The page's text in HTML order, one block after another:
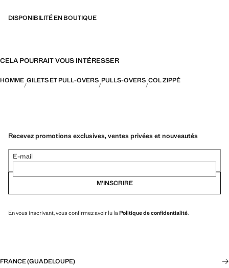
DISPONIBILITÉ EN BOUTIQUE
CELA POURRAIT VOUS INTÉRESSER
HOMME GILETS ET PULL-OVERS PULLS-OVERS COL ZIPPÉ
Recevez promotions exclusives, ventes privées et nouveautés
E-mail
M’INSCRIRE
En vous inscrivant, vous confirmez avoir lu la Politique de confidentialité.
FRANCE (GUADELOUPE)